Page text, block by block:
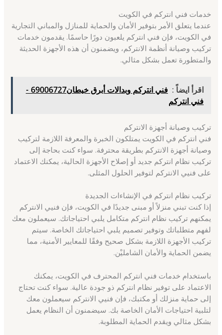
خدمات فني انتركم في الكويت
عندما يتعلق الأمر بتوفير الأمان والحماية للمنازل والمباني التجارية
في الكويت، فإن فني انتركم يلعبون دورًا حاسمًا. يقدمون خدمات
تركيب وصيانة أنظمة الانتركم، ويضمنون أن هذه الأجهزة الحديثة
والمتطورة تعمل بشكل مثالي.
اقرأ ايضاً :
فني انتركم وبدالات أبرق خيطان69006727 -
فني انتركم
تركيب وصيانة أجهزة الانتركم
فني انتركم في الكويت يمتلكون الخبرة والمعرفة اللازمة لتركيب
وصيانة أجهزة الانتركم بطريقة محترفة. سواء كنت بحاجة إلى
تركيب نظام انتركم جديد أو إصلاح الأجهزة الحالية، يمكنك الاعتماد
على فنيي الانتركم لتوفير الحلول المثلى.
تركيب نظام انتركم في الإنشاءات الجديدة
إذا كنت تبني منزلاً أو مبنى جديدًا في الكويت، فإن فنيي الانتركم
يمكنهم تركيب نظام انتركم متكامل يلبي احتياجاتك. سيعملون معك
لفهم متطلباتك وتوفير تصميم يلبي احتياجاتك الخاصة. سيتم
تركيب الأجهزة اللازمة بشكل صحيح وفقًا للمعايير الأمنية، مما
يضمن الحماية والأمان الشامليْن.
باستخدام خدمات فني انتركم المحترف في الكويت، يمكنك
الاعتماد على توفير نظام انتركم ذو جودة عالية. سواء كنت تحتاج
إلى حماية منزلك أو مكتبك، فإن فنيي الانتركم سيعملون معك
لتلبية احتياجات الأمان الخاصة بك. سيضمنون أن النظام يعمل
بشكل مثالي ويقدم الحماية المطلوبة.